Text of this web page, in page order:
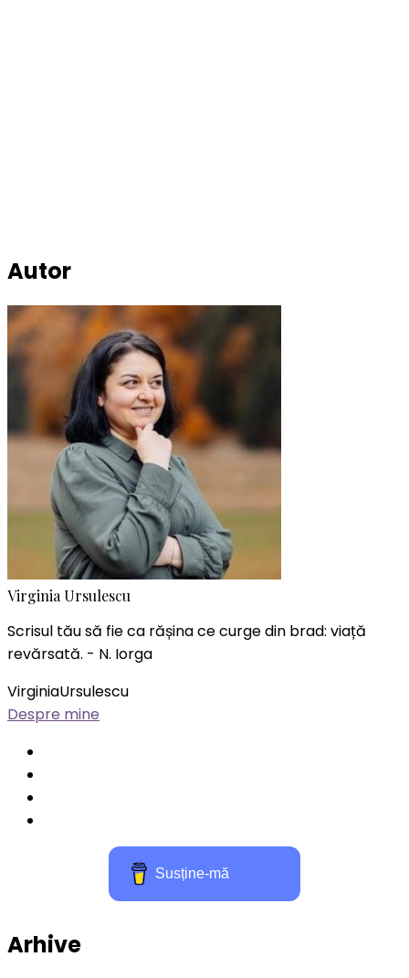
Autor
Virginia Ursulescu
Scrisul tău să fie ca rășina ce curge din brad: viață
revărsată. - N. Iorga
VirginiaUrsulescu
Despre mine
Susține-mă
Arhive